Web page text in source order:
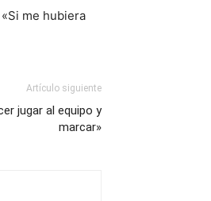
me hubiera
Artículo siguiente
jugar al equipo y
marcar»